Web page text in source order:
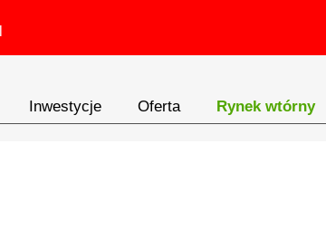
Inwestycje Oferta Rynek wtórny